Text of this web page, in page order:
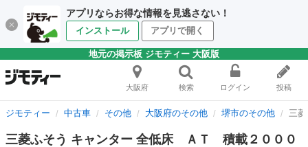
アプリならお得な情報を見逃さない！
インストール アプリで開く
地元の掲示板 ジモティー 大阪版
大阪府 検索 ログイン 投稿
ジモティー 中古車 その他 大阪府のその他 堺市のその他 三
三菱ふそう キャンター 全低床 ＡＴ 積載２０００